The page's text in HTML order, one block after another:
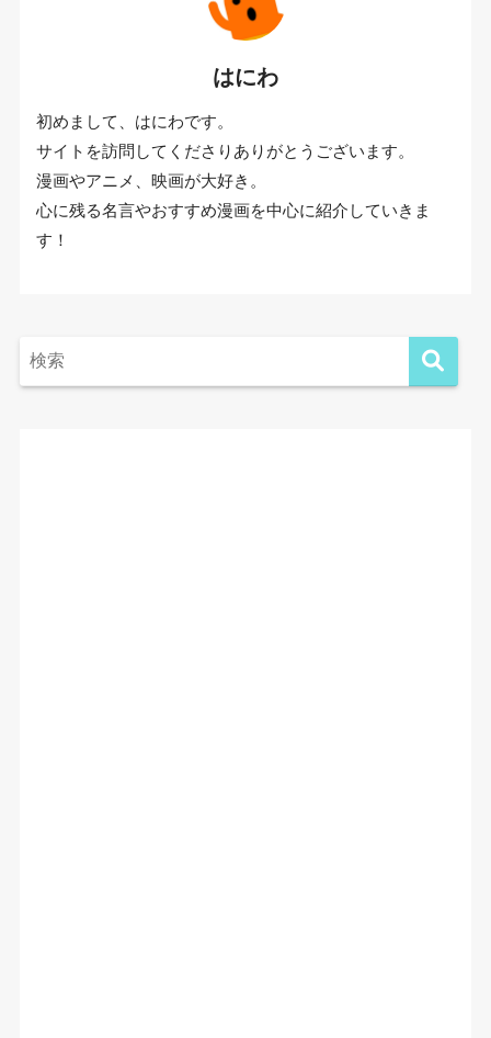
はにわ
初めまして、はにわです。
サイトを訪問してくださりありがとうございます。
漫画やアニメ、映画が大好き。
心に残る名言やおすすめ漫画を中心に紹介していきま
す！